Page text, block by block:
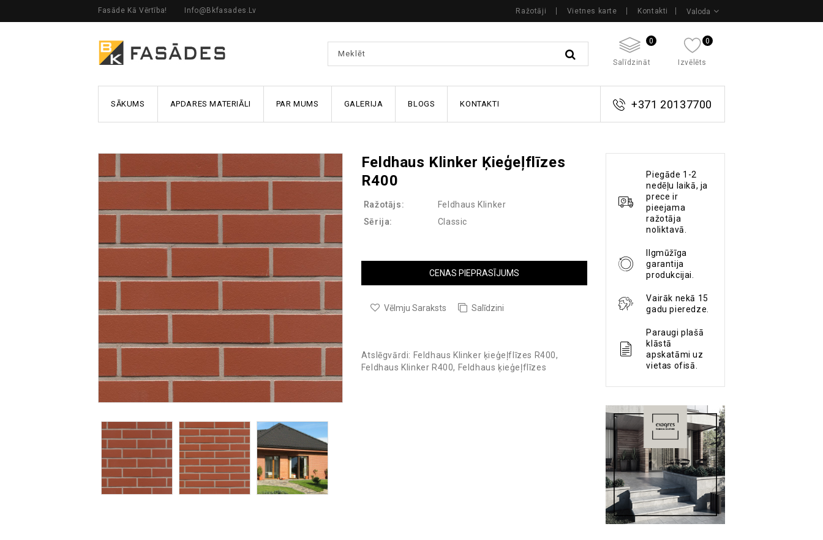
Valoda
Fasāde Kā Vērtība! Info@bkfasades.lv Ražotāji Vietnes karte Kontakti
0
Salīdzināt
0
Izvēlēts
SĀKUMS APDARES MATERIĀLI PAR MUMS GALERIJA BLOGS KONTAKTI +371 20137700
Feldhaus Klinker Ķieģeļflīzes
R400
Ražotājs:
Feldhaus Klinker
Sērija:
Classic
CENAS PIEPRASĪJUMS
Vēlmju Saraksts Salīdzini
Atslēgvārdi: Feldhaus Klinker ķieģeļflīzes R400,
Feldhaus Klinker R400, Feldhaus ķieģeļflīzes
Piegāde 1-2
nedēļu laikā, ja
prece ir
pieejama
ražotāja
noliktavā.
Ilgmūžīga
garantija
produkcijai.
Vairāk nekā 15
gadu pieredze.
Paraugi plašā
klāstā
apskatāmi uz
vietas ofisā.